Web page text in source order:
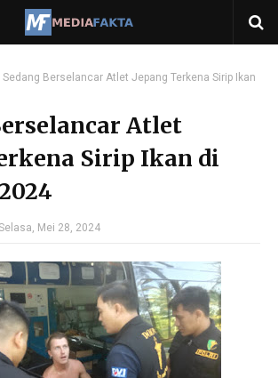
Sedang Berselancar Atlet Jepang Terkena Sirip Ikan
Atlet
Sirip Ikan di
Mei 28, 2024